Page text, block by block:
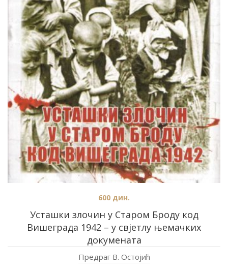
Усташки злочин у Старом Броду код
Вишеграда 1942 – у свјетлу њемачких
докумената
600 дин.
Предраг В. Остојић